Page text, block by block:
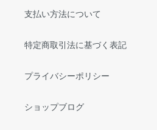
支払い方法について
特定商取引法に基づく表記
プライバシーポリシー
ショップブログ